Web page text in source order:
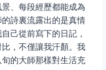
、每段經歷都能成為
詩裏流露出的是真情
己從前寫下的日記，
，不僅讓我汗顏。我
的大師那樣對生活充